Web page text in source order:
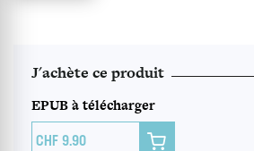
J'achète ce produit
EPUB à télécharger
9.90 